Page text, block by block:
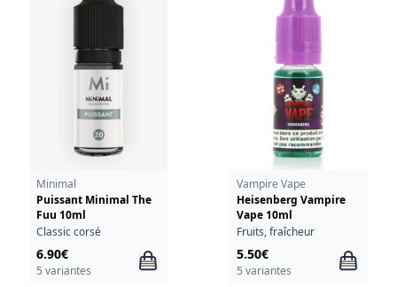
Minimal
Puissant Minimal The
Fuu 10ml
Classic corsé
6.90€
5 variantes
Vampire Vape
Heisenberg Vampire
Vape 10ml
Fruits, fraîcheur
5.50€
5 variantes